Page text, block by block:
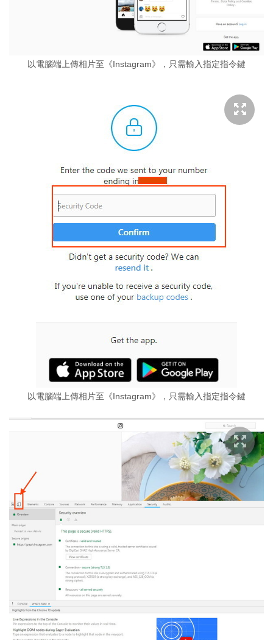
以電腦端上傳相片至《Instagram》，只需輸入指定指令鍵
以電腦端上傳相片至《Instagram》，只需輸入指定指令鍵